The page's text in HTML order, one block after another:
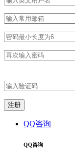
QQ咨询
QQ咨询